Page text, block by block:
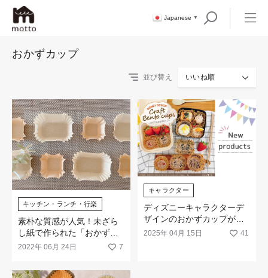
Japanese ▼
おかずカップ
並び替え いいね順
キッチン・ランチ・行楽
素朴な質感が人気！未ざら
し紙で作られた「おかずカ
ップ」
2022年 06月 24日 7
キャラクター
ディズニーキャラクターデ
ザインのおかずカップが新
登場です
2025年 04月 15日 41